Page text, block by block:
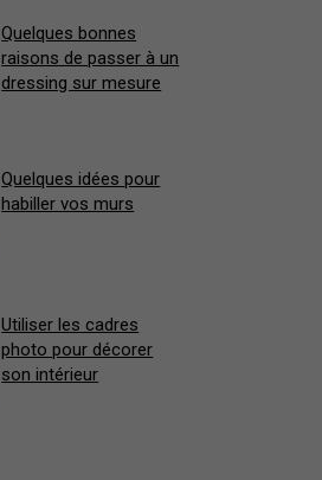
Quelques bonnes
raisons de passer à un
dressing sur mesure
Quelques idées pour
habiller vos murs
Utiliser les cadres
photo pour décorer
son intérieur